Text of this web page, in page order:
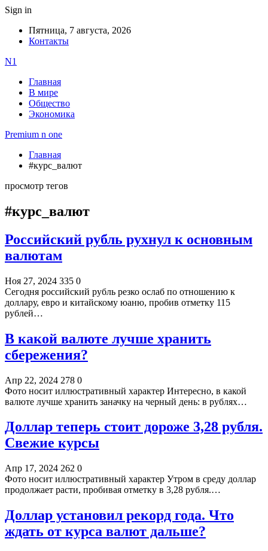
Sign in
Пятница, 7 августа, 2026
Контакты
N1
Главная
В мире
Общество
Экономика
Premium n one
Главная
#курс_валют
просмотр тегов
#курс_валют
Российский рубль рухнул к основным
валютам
Ноя 27, 2024 335 0
Сегодня российский рубль резко ослаб по отношению к
доллару, евро и китайскому юаню, пробив отметку 115
рублей…
В какой валюте лучше хранить
сбережения?
Апр 22, 2024 278 0
Фото носит иллюстративный характер Интересно, в какой
валюте лучше хранить заначку на черный день: в рублях…
Доллар теперь стоит дороже 3,28 рубля.
Свежие курсы
Апр 17, 2024 262 0
Фото носит иллюстративный характер Утром в среду доллар
продолжает расти, пробивая отметку в 3,28 рубля.…
Доллар установил рекорд года. Что
ждать от курса валют дальше?